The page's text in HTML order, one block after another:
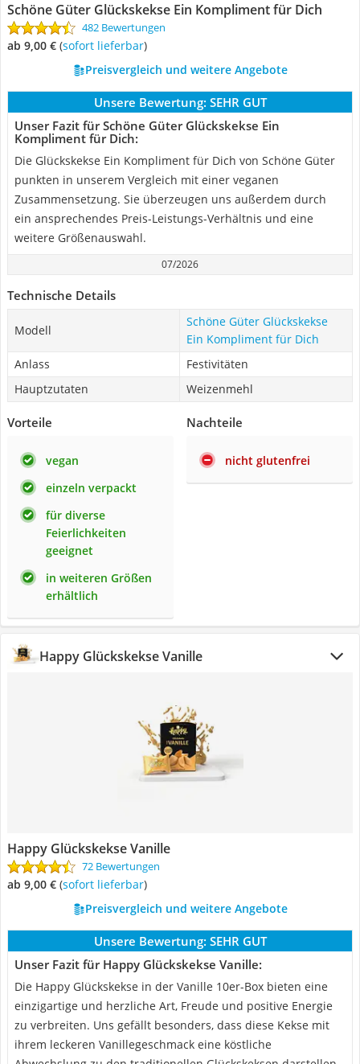
Schöne Güter Glückskekse Ein Kompliment für Dich
482 Bewertungen
ab 9,00 € ( Sofort lieferbar)
Preisvergleich und weitere Angebote
Unsere Bewertung: SEHR GUT
Unser Fazit für Schöne Güter Glückskekse Ein
Kompliment für Dich:
Die Glückskekse Ein Kompliment für Dich von Schöne Güter
punkten in unserem Vergleich mit einer veganen
Zusammensetzung. Sie überzeugen uns außerdem durch
ein ansprechendes Preis-Leistungs-Verhältnis und eine
weitere Größenauswahl.
07/2026
Technische Details
Modell
Schöne Güter Glückskekse
Ein Kompliment für Dich
Anlass
Festivitäten
Hauptzutaten
Weizenmehl
Vorteile
vegan
einzeln verpackt
für diverse
Feierlichkeiten
geeignet
in weiteren Größen
erhältlich
Nachteile
nicht glutenfrei
Happy Glückskekse Vanille
Happy Glückskekse Vanille
72 Bewertungen
ab 9,00 € ( Sofort lieferbar)
Preisvergleich und weitere Angebote
Unsere Bewertung: SEHR GUT
Unser Fazit für Happy Glückskekse Vanille:
Die Happy Glückskekse in der Vanille 10er-Box bieten eine
einzigartige und herzliche Art, Freude und positive Energie
zu verbreiten. Uns gefällt besonders, dass diese Kekse mit
ihrem leckeren Vanillegeschmack eine köstliche